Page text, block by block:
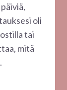
oli
tai
mitä